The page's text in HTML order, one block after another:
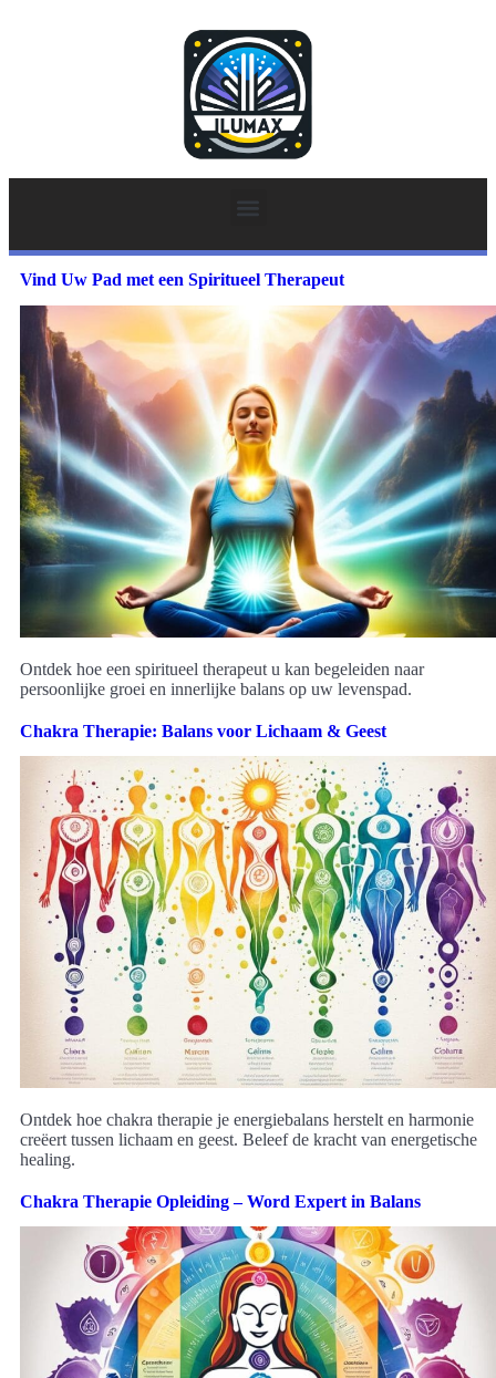
Vind Uw Pad met een Spiritueel Therapeut
Ontdek hoe een spiritueel therapeut u kan begeleiden naar
persoonlijke groei en innerlijke balans op uw levenspad.
Chakra Therapie: Balans voor Lichaam & Geest
Ontdek hoe chakra therapie je energiebalans herstelt en harmonie
creëert tussen lichaam en geest. Beleef de kracht van energetische
healing.
Chakra Therapie Opleiding – Word Expert in Balans